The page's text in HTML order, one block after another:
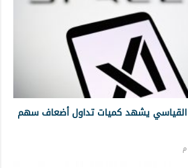
يشهد كميات تداول أضعاف سهم